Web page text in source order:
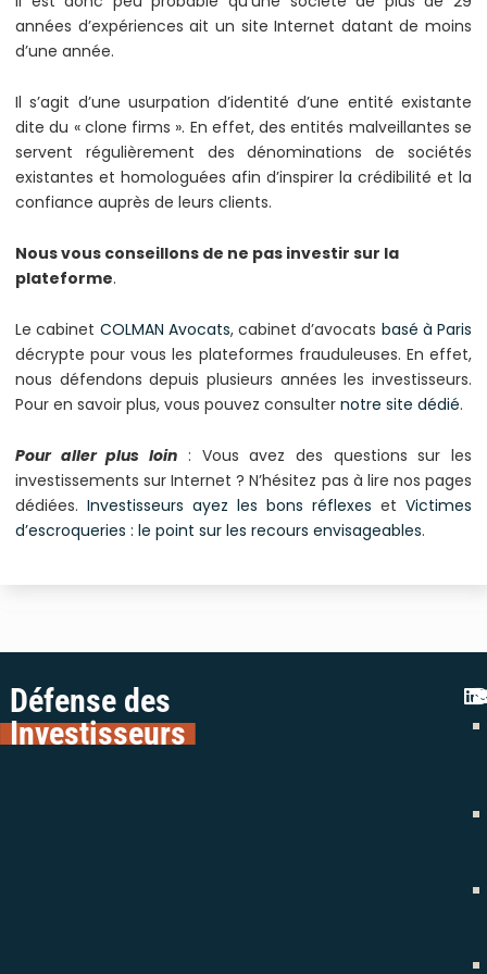
années d’expériences ait un site Internet datant de moins
d’une année.
Il s’agit d’une usurpation d’identité d’une entité existante
dite du « clone firms ». En effet, des entités malveillantes se
servent régulièrement des dénominations de sociétés
existantes et homologuées afin d’inspirer la crédibilité et la
confiance auprès de leurs clients.
Nous vous conseillons de ne pas investir sur la
plateforme.
Le cabinet COLMAN Avocats, cabinet d’avocats basé à Paris
décrypte pour vous les plateformes frauduleuses. En effet,
nous défendons depuis plusieurs années les investisseurs.
Pour en savoir plus, vous pouvez consulter notre site dédié.
Pour aller plus loin : Vous avez des questions sur les
investissements sur Internet ? N’hésitez pas à lire nos pages
dédiées. Investisseurs ayez les bons réflexes et Victimes
d’escroqueries : le point sur les recours envisageables.
Défense des
Investisseurs